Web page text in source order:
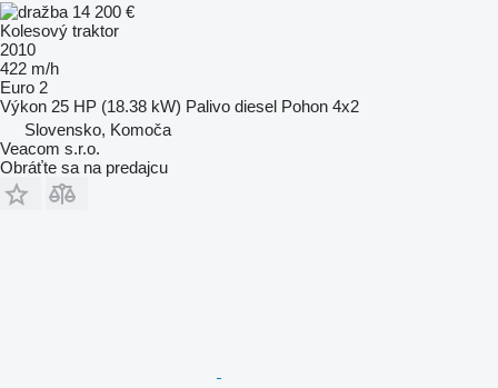
14 200 €
Kolesový traktor
2010
422 m/h
Euro 2
Výkon 25 HP (18.38 kW) Palivo diesel Pohon 4x2
Slovensko, Komoča
Veacom s.r.o.
Obráťte sa na predajcu